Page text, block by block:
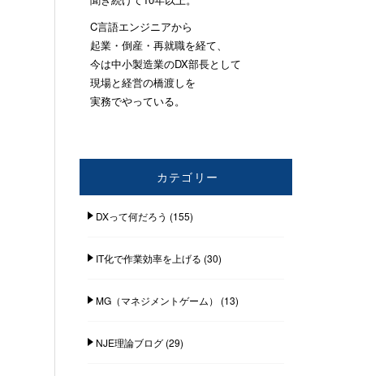
C言語エンジニアから
起業・倒産・再就職を経て、
今は中小製造業のDX部長として
現場と経営の橋渡しを
実務でやっている。
カテゴリー
DXって何だろう (155)
IT化で作業効率を上げる (30)
MG（マネジメントゲーム） (13)
NJE理論ブログ(29)